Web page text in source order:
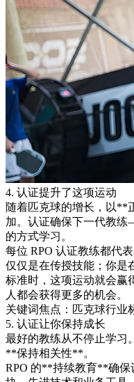
4. 认证提升了这项运动
随着匹克球的增长，以**
加。认证确保下一代教
的方式学习。
每位 RPO 认证教练都代
仅仅是在传授技能；你
标准时，这项运动就会赢
人都会获得更多的机会。
关键词焦点：匹克球行业
5. 认证让你保持成长
最好的教练从不停止学习
**保持相关性**。
RPO 的**持续教育**确保